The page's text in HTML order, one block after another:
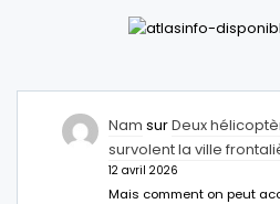
Nam surDeux
survolent la ville
12 avril 2026
Mais comment on peut